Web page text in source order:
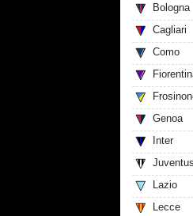
Bologna
Cagliari
Como
Genoa
Inter
Juventus
Lazio
Lecce